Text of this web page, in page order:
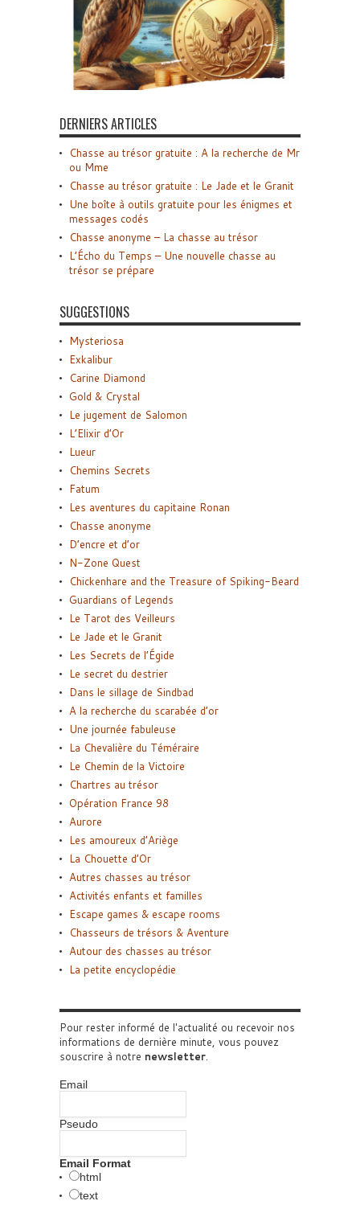
DERNIERS ARTICLES
Chasse au trésor gratuite : A la recherche de Mr
ou Mme
Chasse au trésor gratuite : Le Jade et le Granit
Une boîte à outils gratuite pour les énigmes et
messages codés
Chasse anonyme – La chasse au trésor
L’Écho du Temps – Une nouvelle chasse au
trésor se prépare
SUGGESTIONS
Mysteriosa
Exkalibur
Carine Diamond
Gold & Crystal
Le jugement de Salomon
L’Elixir d’Or
Lueur
Chemins Secrets
Fatum
Les aventures du capitaine Ronan
Chasse anonyme
D’encre et d’or
N-Zone Quest
Chickenhare and the Treasure of Spiking-Beard
Guardians of Legends
Le Tarot des Veilleurs
Le Jade et le Granit
Les Secrets de l’Égide
Le secret du destrier
Dans le sillage de Sindbad
A la recherche du scarabée d’or
Une journée fabuleuse
La Chevalière du Téméraire
Le Chemin de la Victoire
Chartres au trésor
Opération France 98
Aurore
Les amoureux d’Ariège
La Chouette d’Or
Autres chasses au trésor
Activités enfants et familles
Escape games & escape rooms
Chasseurs de trésors & Aventure
Autour des chasses au trésor
La petite encyclopédie
Pour rester informé de l'actualité ou recevoir nos
informations de dernière minute, vous pouvez
souscrire à notre newsletter.
Email
Pseudo
Email Format
html
text